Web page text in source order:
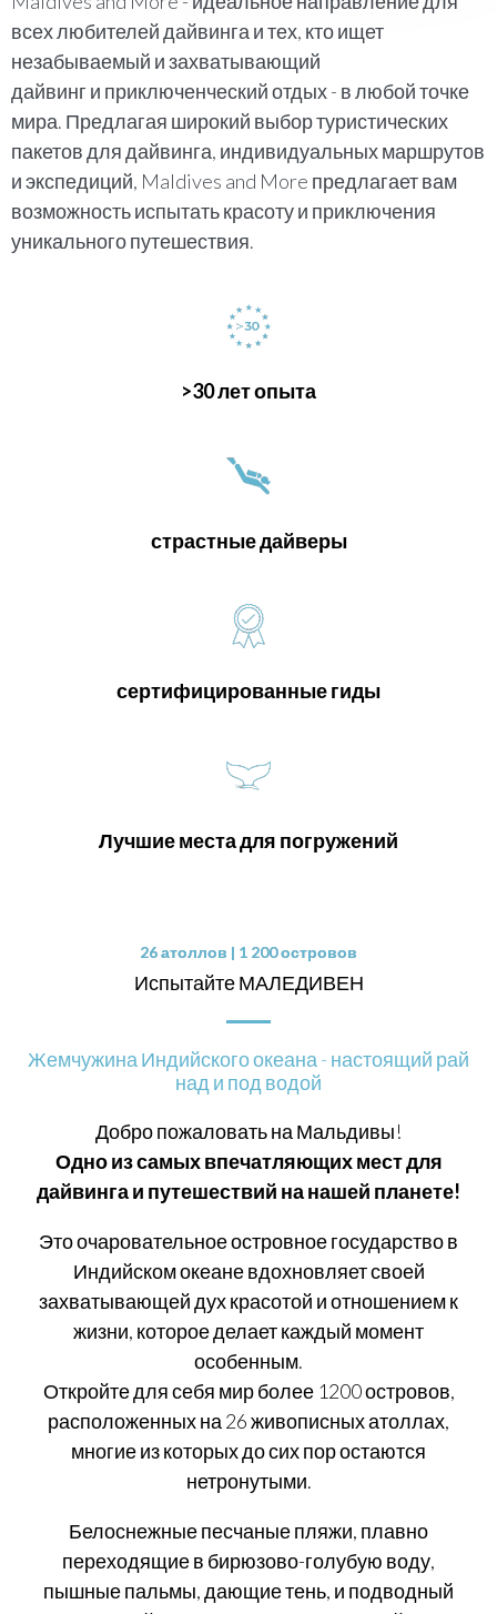
всех любителей дайвинга и тех, кто ищет
незабываемый и захватывающий
дайвинг и приключенческий отдых - в любой точке
мира. Предлагая широкий выбор туристических
пакетов для дайвинга, индивидуальных маршрутов
и экспедиций, Maldives and More предлагает вам
возможность испытать красоту и приключения
уникального путешествия.
>30 лет опыта
страстные дайверы
сертифицированные гиды
Лучшие места для погружений
26 атоллов | 1 200 островов
Испытайте МАЛЕДИВЕН
Жемчужина Индийского океана - настоящий рай
над и под водой
Добро пожаловать на Мальдивы!
Одно из самых впечатляющих мест для
дайвинга и путешествий на нашей планете!
Это очаровательное островное государство в
Индийском океане вдохновляет своей
захватывающей дух красотой и отношением к
жизни, которое делает каждый момент
особенным.
Откройте для себя мир более 1200 островов,
расположенных на 26 живописных атоллах,
многие из которых до сих пор остаются
нетронутыми.
Белоснежные песчаные пляжи, плавно
переходящие в бирюзово-голубую воду,
пышные пальмы, дающие тень, и подводный